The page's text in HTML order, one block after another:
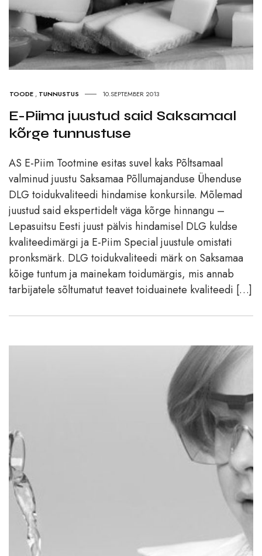
TOODE , TUNNUSTUS 10.SEPTEMBER 2013
E-Piima juustud said Saksamaal
kõrge tunnustuse
AS E-Piim Tootmine esitas suvel kaks Põltsamaal
valminud juustu Saksamaa Põllumajanduse Ühenduse
DLG toidukvaliteedi hindamise konkursile. Mõlemad
juustud said ekspertidelt väga kõrge hinnangu –
Lepasuitsu Eesti juust pälvis hindamisel DLG kuldse
kvaliteedimärgi ja E-Piim Special juustule omistati
pronksmärk. DLG toidukvaliteedi märk on Saksamaa
kõige tuntum ja mainekam toidumärgis, mis annab
tarbijatele sõltumatut teavet toiduainete kvaliteedi […]